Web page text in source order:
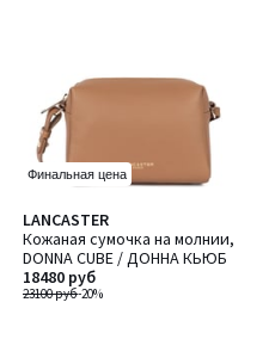
Финальная цена
LANCASTER
Кожаная сумочка на молнии,
DONNA CUBE / ДОННА КЬЮБ
23100 руб-20%
18480 руб